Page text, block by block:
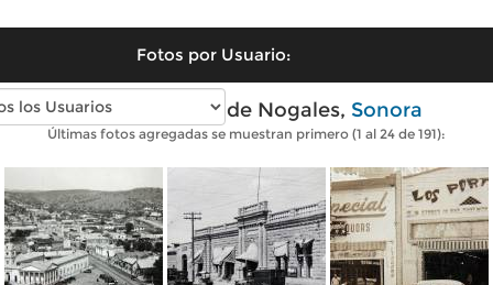
Fotos por Usuario:
Fotos antiguas de Nogales, Sonora
Últimas fotos agregadas se muestran primero (1 al 24 de 191):